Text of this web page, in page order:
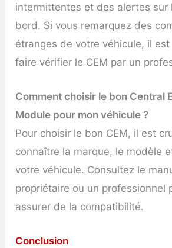
intermittentes et des alertes sur
bord. Si vous remarquez des
étranges de votre véhicule, il
faire vérifier le CEM par un
Comment choisir le bon Central
Module pour mon véhicule ?
Pour choisir le bon CEM, il est
connaître la marque, le modèle
votre véhicule. Consultez le
propriétaire ou un professionnel
assurer de la compatibilité.
Conclusion